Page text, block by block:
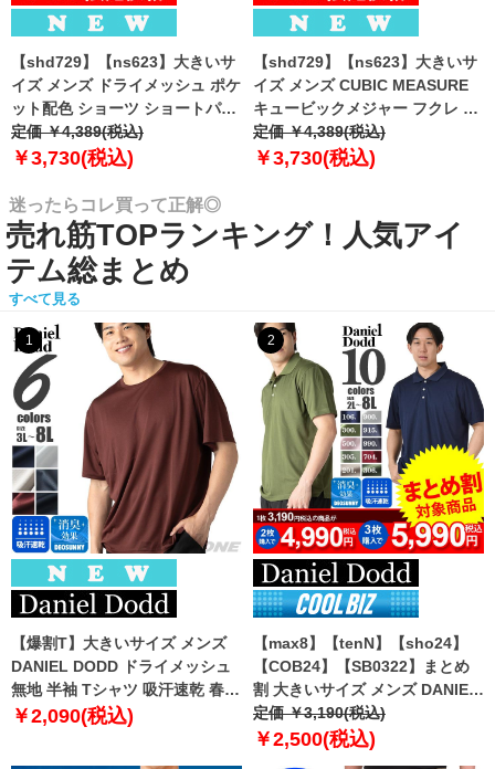
【shd729】【ns623】大きいサ
イズ メンズ ドライメッシュ ポケ
ット配色 ショーツ ショートパン
ツ ハーフパンツ 春夏新作
302252az 【fre】
定価 ￥4,389(税込)
￥3,730(税込)
【shd729】【ns623】大きいサ
イズ メンズ CUBIC MEASURE
キュービックメジャー フクレ エ
ンボス 迷彩柄 ショーツ ショート
パンツ ハーフパンツ 春夏新作
定価 ￥4,389(税込)
￥3,730(税込)
迷ったらコレ買って正解◎
売れ筋TOPランキング！人気アイ
テム総まとめ
すべて見る
1
【爆割T】大きいサイズ メンズ
DANIEL DODD ドライメッシュ
無地 半袖 Tシャツ 吸汗速乾 春夏
新作 tjt-2602dry5 【fre】
￥2,090(税込)
2
【max8】【tenN】【sho24】
【COB24】【SB0322】まとめ
割 大きいサイズ メンズ DANIEL
DODD 吸汗速乾 半袖 無地 スポ
ーツ ポロシャツ azpr-009008h
定価 ￥3,190(税込)
￥2,500(税込)